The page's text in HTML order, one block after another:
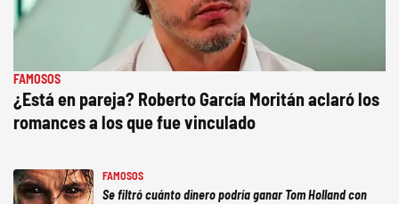
FAMOSOS
¿Está en pareja? Roberto García Moritán aclaró los
romances a los que fue vinculado
FAMOSOS
Se filtró cuánto dinero podría ganar Tom Holland con